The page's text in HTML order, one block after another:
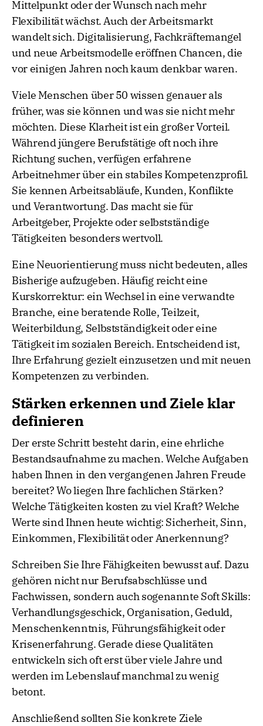
Mittelpunkt oder der Wunsch nach mehr
Flexibilität wächst. Auch der Arbeitsmarkt
wandelt sich. Digitalisierung, Fachkräftemangel
und neue Arbeitsmodelle eröffnen Chancen, die
vor einigen Jahren noch kaum denkbar waren.
Viele Menschen über 50 wissen genauer als
früher, was sie können und was sie nicht mehr
möchten. Diese Klarheit ist ein großer Vorteil.
Während jüngere Berufstätige oft noch ihre
Richtung suchen, verfügen erfahrene
Arbeitnehmer über ein stabiles Kompetenzprofil.
Sie kennen Arbeitsabläufe, Kunden, Konflikte
und Verantwortung. Das macht sie für
Arbeitgeber, Projekte oder selbstständige
Tätigkeiten besonders wertvoll.
Eine Neuorientierung muss nicht bedeuten, alles
Bisherige aufzugeben. Häufig reicht eine
Kurskorrektur: ein Wechsel in eine verwandte
Branche, eine beratende Rolle, Teilzeit,
Weiterbildung, Selbstständigkeit oder eine
Tätigkeit im sozialen Bereich. Entscheidend ist,
Ihre Erfahrung gezielt einzusetzen und mit neuen
Kompetenzen zu verbinden.
Stärken erkennen und Ziele klar
definieren
Der erste Schritt besteht darin, eine ehrliche
Bestandsaufnahme zu machen. Welche Aufgaben
haben Ihnen in den vergangenen Jahren Freude
bereitet? Wo liegen Ihre fachlichen Stärken?
Welche Tätigkeiten kosten zu viel Kraft? Welche
Werte sind Ihnen heute wichtig: Sicherheit, Sinn,
Einkommen, Flexibilität oder Anerkennung?
Schreiben Sie Ihre Fähigkeiten bewusst auf. Dazu
gehören nicht nur Berufsabschlüsse und
Fachwissen, sondern auch sogenannte Soft Skills:
Verhandlungsgeschick, Organisation, Geduld,
Menschenkenntnis, Führungsfähigkeit oder
Krisenerfahrung. Gerade diese Qualitäten
entwickeln sich oft erst über viele Jahre und
werden im Lebenslauf manchmal zu wenig
betont.
Anschließend sollten Sie konkrete Ziele